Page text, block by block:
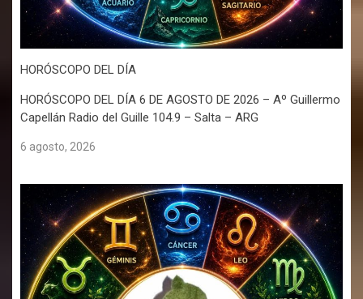
HORÓSCOPO DEL DÍA
HORÓSCOPO DEL DÍA 6 DE AGOSTO DE 2026 – Aº Guillermo
Capellán Radio del Guille 104.9 – Salta – ARG
6 agosto, 2026